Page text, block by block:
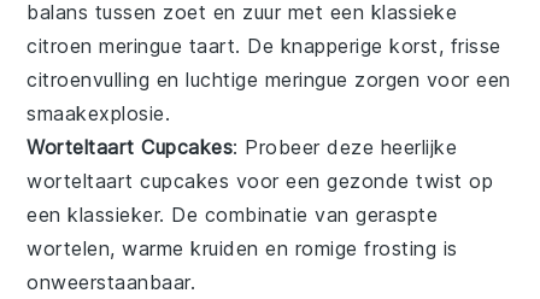
balans tussen zoet en zuur met een klassieke
citroen meringue taart. De knapperige korst, frisse
citroenvulling en luchtige meringue zorgen voor een
smaakexplosie.
Worteltaart Cupcakes: Probeer deze heerlijke
worteltaart cupcakes voor een gezonde twist op
een klassieker. De combinatie van geraspte
wortelen, warme kruiden en romige frosting is
onweerstaanbaar.